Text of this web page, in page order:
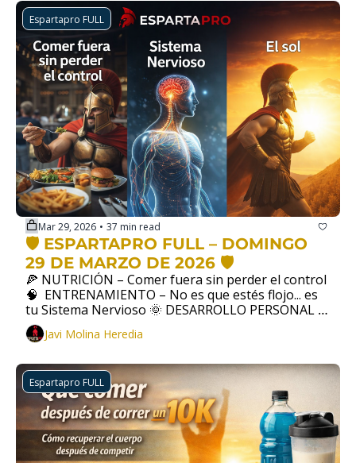
Espartapro FULL
Mar 29, 2026 • 37 min read
🛡️ ESPARTAPRO FULL – DOMINGO
29 DE MARZO DE 2026 🛡️
🍕 NUTRICIÓN – Comer fuera sin perder el control
🧠  ENTRENAMIENTO – No es que estés flojo... es
tu Sistema Nervioso 🌞 DESARROLLO PERSONAL –
El solJavi Molina Heredia
Espartapro FULL